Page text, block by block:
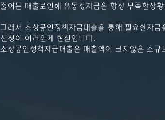
줄어든 매출로인해 유동성자금은 항상 부족한상황
그래서 소상공인정책자금대출을 통해 필요한자
신청이 어려운게 현실입니다.
소상공인정책자금대출은 매출액이 크지않은 소